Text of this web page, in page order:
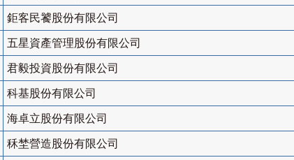
鉅客民饕股份有限公司
五星資產管理股份有限公司
君毅投資股份有限公司
科基股份有限公司
海卓立股份有限公司
秝埜營造股份有限公司